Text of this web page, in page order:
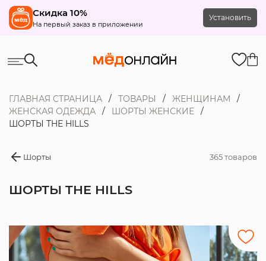
Скидка 10%
На первый заказ в приложении
Установить
ГЛАВНАЯ СТРАНИЦА ТОВАРЫ
ЖЕНЩИНАМ
ЖЕНСКАЯ ОДЕЖДА
ШОРТЫ ЖЕНСКИЕ
ШОРТЫ THE HILLS
Шорты 365 товаров
ШОРТЫ THE HILLS